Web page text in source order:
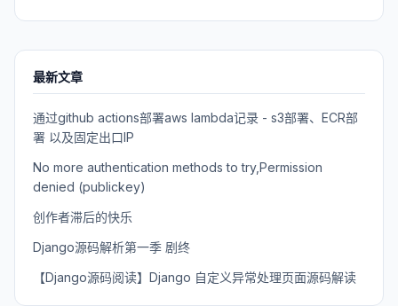
最新文章
通过github actions部署aws lambda记录 - s3部署、ECR部
署 以及固定出口IP
No more authentication methods to try,Permission
denied (publickey)
创作者滞后的快乐
Django源码解析第一季 剧终
【Django源码阅读】Django 自定义异常处理页面源码解读